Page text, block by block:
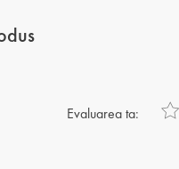
Evaluarea ta: